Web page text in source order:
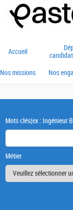
Accueil
Nos missions Nos
Mots clés(ex : Ingénieur
Métier